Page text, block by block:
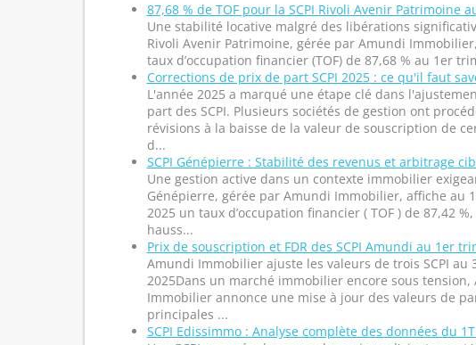
87,68 % de TOF pour la SCPI Rivoli Avenir Patrimoine
Une stabilité locative malgré des libérations
Rivoli Avenir Patrimoine, gérée par Amundi
taux d’occupation financier (TOF) de 87,68 % au 1er
Corrections de prix de part SCPI 2025 : ce qu'il faut
L'année 2025 a marqué une étape clé dans
part des SCPI. Plusieurs sociétés de gestion ont
révisions à la baisse de la valeur de souscription de
d...
SCPI Génépierre : Stabilité des revenus et arbitrage
Une gestion active dans un contexte immobilier
Génépierre, gérée par Amundi Immobilier, affiche au
2025 un taux d’occupation financier ( TOF ) de 87,42
hauss...
Prix de souscription et FDR des SCPI Amundi au 1er
Amundi Immobilier ajuste les valeurs de trois SCPI au
2025Dans un marché immobilier encore sous tension,
Immobilier annonce une mise à jour des valeurs de
principales ...
SCPI Edissimmo : Analyse complète des données du